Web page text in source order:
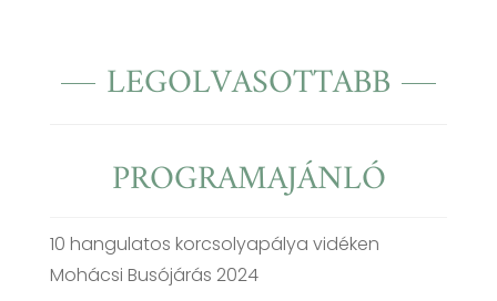
LEGOLVASOTTABB
PROGRAMAJÁNLÓ
10 hangulatos korcsolyapálya vidéken
Mohácsi Busójárás 2024